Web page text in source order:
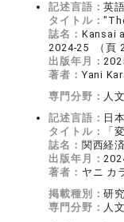
記述言語：英語
タイトル：
誌名： Kansai
2024-25 （頁
出版年月：
著者： Yani
専門分野： 人
記述言語： 日
タイトル：
「
誌名： 関西経
出版年月：
著者： ヤニ カ
掲載種別：研
専門分野： 人